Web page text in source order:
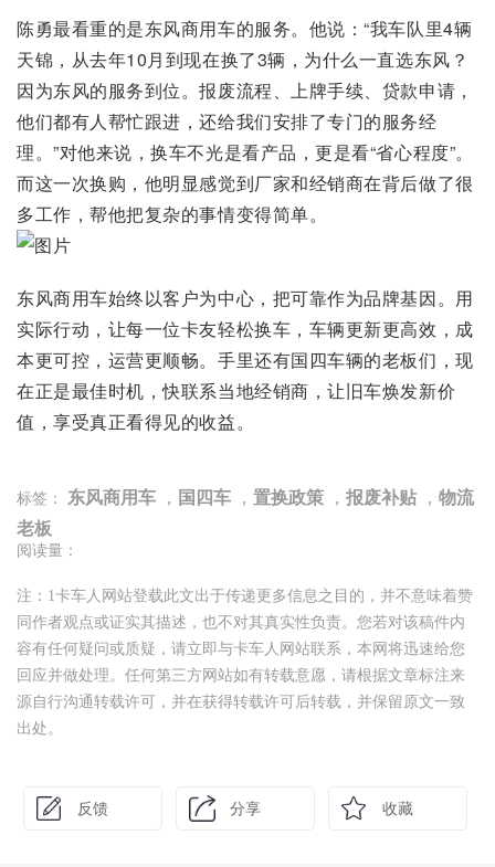
陈勇最看重的是东风商用车的服务。他说：“我车队里4辆
天锦，从去年10月到现在换了3辆，为什么一直选东风？
因为东风的服务到位。报废流程、上牌手续、贷款申请，
他们都有人帮忙跟进，还给我们安排了专门的服务经
理。”对他来说，换车不光是看产品，更是看“省心程度”。
而这一次换购，他明显感觉到厂家和经销商在背后做了很
多工作，帮他把复杂的事情变得简单。
东风商用车始终以客户为中心，把可靠作为品牌基因。用
实际行动，让每一位卡友轻松换车，车辆更新更高效，成
本更可控，运营更顺畅。手里还有国四车辆的老板们，现
在正是最佳时机，快联系当地经销商，让旧车焕发新价
值，享受真正看得见的收益。
标签： 东风商用车 ， 国四车 ， 置换政策 ， 报废补贴 ， 物流
老板
阅读量：
注：1卡车人网站登载此文出于传递更多信息之目的，并不意味着赞
同作者观点或证实其描述，也不对其真实性负责。您若对该稿件内
容有任何疑问或质疑，请立即与卡车人网站联系，本网将迅速给您
回应并做处理。任何第三方网站如有转载意愿，请根据文章标注来
源自行沟通转载许可，并在获得转载许可后转载，并保留原文一致
出处。
反馈 分享 收藏